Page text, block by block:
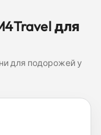
для
для подорожей у